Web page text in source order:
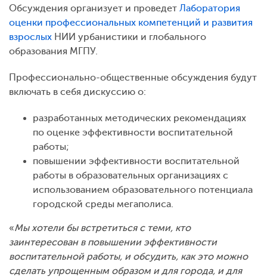
Обсуждения организует и проведет Лаборатория
оценки профессиональных компетенций и развития
взрослых НИИ урбанистики и глобального
образования МГПУ.
Профессионально-общественные обсуждения будут
включать в себя дискуссию о:
разработанных методических рекомендациях
по оценке эффективности воспитательной
работы;
повышении эффективности воспитательной
работы в образовательных организациях с
использованием образовательного потенциала
городской среды мегаполиса.
«Мы хотели бы встретиться с теми, кто
заинтересован в повышении эффективности
воспитательной работы, и обсудить, как это можно
сделать упрощенным образом и для города, и для